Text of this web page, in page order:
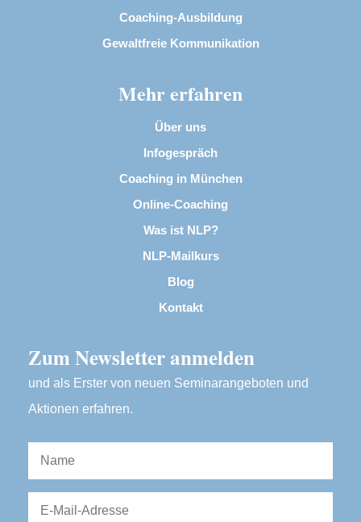
Coaching-Ausbildung
Gewaltfreie Kommunikation
Mehr erfahren
Über uns
Infogespräch
Coaching in München
Online-Coaching
Was ist NLP?
NLP-Mailkurs
Blog
Kontakt
Zum Newsletter anmelden
und als Erster von neuen Seminarangeboten und
Aktionen erfahren.